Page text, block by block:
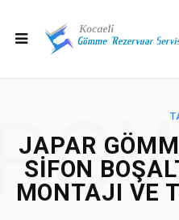
JAPAR
SIFON
MONTAJI VE